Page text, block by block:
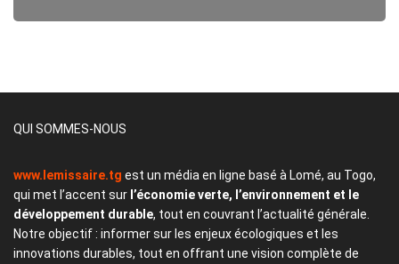
QUI SOMMES-NOUS
www.lemissaire.tg est un média en ligne basé à Lomé, au Togo,
qui met l’accent sur l’économie verte, l’environnement et le
développement durable, tout en couvrant l’actualité générale.
Notre objectif : informer sur les enjeux écologiques et les
innovations durables, tout en offrant une vision complète de